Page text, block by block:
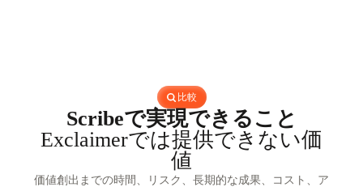
比較
Scribeで実現できること
Exclaimerでは提供できない価
値
価値創出までの時間、リスク、長期的な成果、コスト、ア